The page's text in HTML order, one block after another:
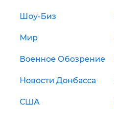
Шоу-Биз
Мир
Военное Обозрение
Новости Донбасса
США